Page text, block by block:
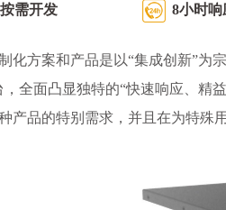
按需开发 8小时响
化方案和产品是以“集成创新”为
，全面凸显独特的“快速响应、精
产品的特别需求，并且在为特殊